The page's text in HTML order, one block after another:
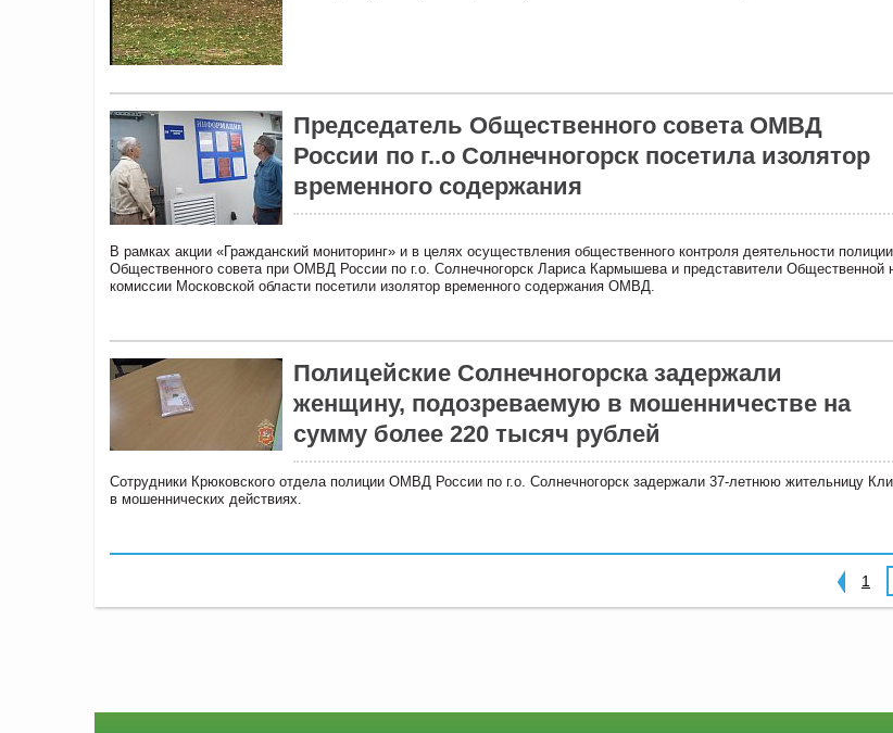
Председатель Общественного совета ОМВД
России по г..о Солнечногорск посетила изолятор
временного содержания
В рамках акции «Гражданский мониторинг» и в целях осуществления общественного контроля деятельности
Общественного совета при ОМВД России по г.о. Солнечногорск Лариса Кармышева и представители Общественной
комиссии Московской области посетили изолятор временного содержания ОМВД.
Полицейские Солнечногорска задержали
женщину, подозреваемую в мошенничестве на
сумму более 220 тысяч рублей
Сотрудники Крюковского отдела полиции ОМВД России по г.о. Солнечногорск задержали 37-летнюю жительницу
в мошеннических действиях.
1